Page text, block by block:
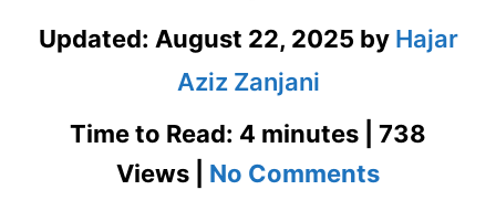
Updated: August 22, 2025 by Hajar
Aziz Zanjani
Time to Read: 4 minutes | 738
Views | No Commentson